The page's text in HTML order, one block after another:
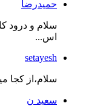
حمیدرضا
سلام و درود
اس...
setayesh
سلام،از کجا
سعید ن